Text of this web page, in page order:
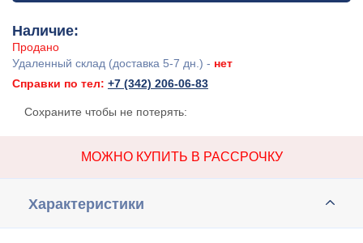
Наличие:
Продано
Удаленный склад (доставка 5-7 дн.) - нет
Справки по тел: +7 (342) 206-06-83
Сохраните чтобы не потерять:
МОЖНО КУПИТЬ В РАССРОЧКУ
Характеристики